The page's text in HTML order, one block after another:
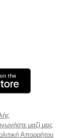
μαζί μας
Απορρήτου